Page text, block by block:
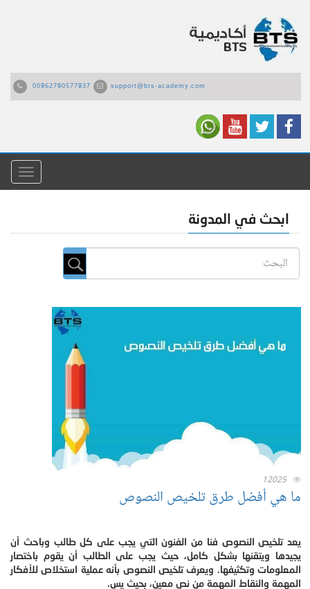
00962790577937 support@bts-academy.com
القائمة
ابحث في المدونة
12025
ما هي أفضل طرق تلخيص النصوص
يعد تلخيص النصوص فنا من الفنون التي يجب على كل طالب وباحث أن
يجيدها ويتقنها بشكل كامل، حيث يجب على الطالب أن يقوم باختصار
المعلومات وتكثيفها. ويعرف تلخيص النصوص بأنه عملية استخلاص للأفكار
المهمة والنقاط المهمة من نص معين، بحيث يس.